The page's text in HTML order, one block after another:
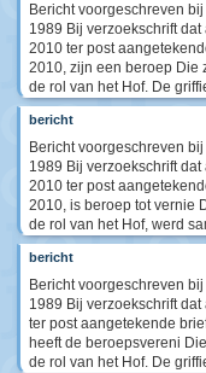
Bericht voorgeschreven
1989 Bij verzoekschrift
2010 ter post
2010, zijn een beroep Die
de rol van het Hof. De
bericht
Bericht voorgeschreven
1989 Bij verzoekschrift
2010 ter post
2010, is beroep tot vernie
de rol van het Hof, werd
bericht
Bericht voorgeschreven
1989 Bij verzoekschrift
ter post aangetekende
heeft de beroepsvereni
de rol van het Hof. De